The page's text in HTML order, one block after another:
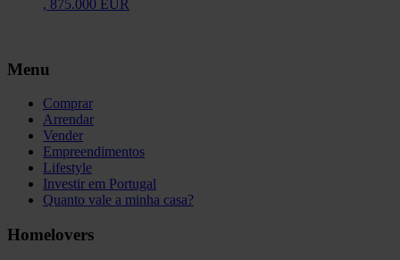
, 875.000 EUR
Menu
Comprar
Arrendar
Vender
Empreendimentos
Lifestyle
Investir em Portugal
Quanto vale a minha casa?
Homelovers